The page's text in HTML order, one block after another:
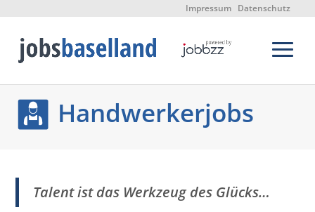
Impressum Datenschutz
Handwerkerjobs
Talent ist das Werkzeug des Glücks…